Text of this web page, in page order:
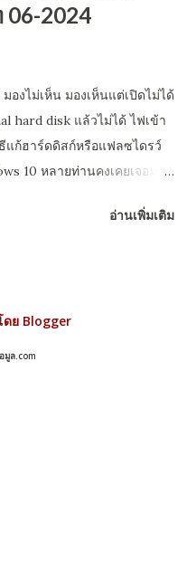
06-2024
งไม่เห็น มองเห็นแต่เปิดไม่ได้
hard disk แล้วไม่ได้ ไฟเข้า
แก้ฮาร์ดดิสก์หรือแฟลซไดรว์
10 หลายท่านคงเคยเจอมา
ผ่านทางช่อง USB แล้วก
1.2 เมื่อพบหน้าต่าง
Disk Management ในเมนู
อ่านเพิ่มเติม
ย Blogger
มูล.com